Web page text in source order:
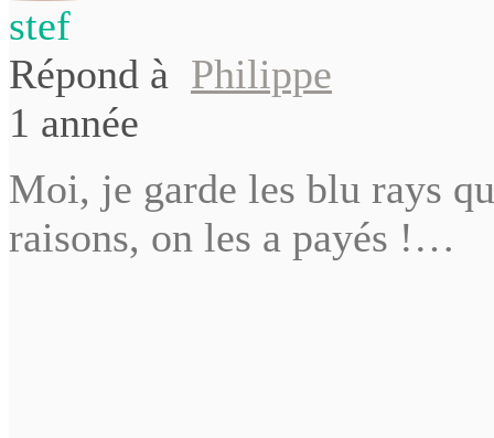
stef
Répond à Philippe
1 année
Moi, je garde les blu rays
raisons, on les a payés !…